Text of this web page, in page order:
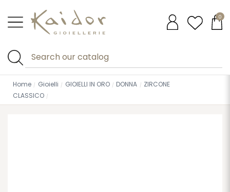
0
Home Gioielli GIOIELLI IN ORO DONNA
ZIRCONE
CLASSICO